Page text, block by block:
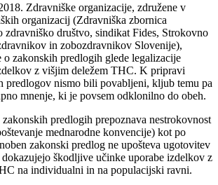
Zdravniške organizacije, združene v
organizacij (Zdravniška zbornica
zdravniško društvo, sindikat Fides, Strokovno
in zobozdravnikov Slovenije),
o zakonskih predlogih glede legalizacije
z višjim deležem THC. K pripravi
predlogov nismo bili povabljeni, kljub temu pa
mnenje, ki je povsem odklonilno do obeh.
predlogih prepoznava nestrokovnost
mednarodne konvencije) kot po
zakonski predlog ne upošteva ugotovitev
škodljive učinke uporabe izdelkov z
na individualni in na populacijski ravni.